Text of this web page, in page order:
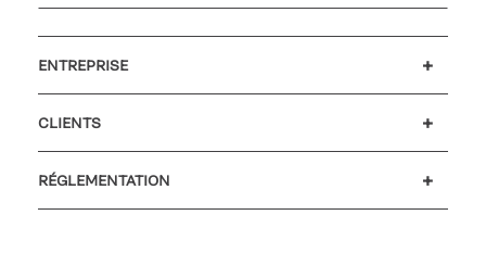
ENTREPRISE
CLIENTS
RÉGLEMENTATION